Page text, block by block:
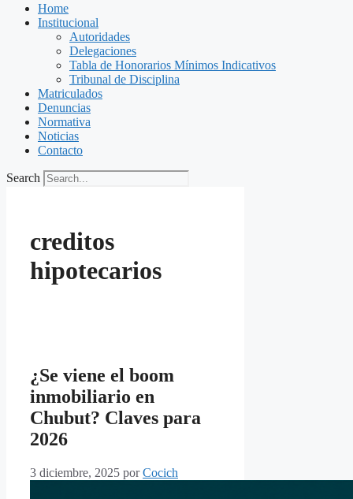
Home
Institucional
Autoridades
Delegaciones
Tabla de Honorarios Mínimos Indicativos
Tribunal de Disciplina
Matriculados
Denuncias
Normativa
Noticias
Contacto
Search
creditos
hipotecarios
¿Se viene el boom
inmobiliario en
Chubut? Claves para
2026
3 diciembre, 2025 porCocich